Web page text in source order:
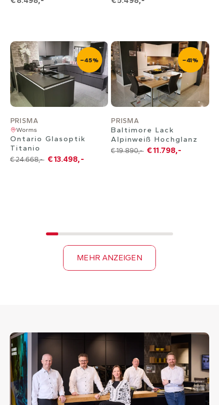
−45%
PRISMA
Worms
Ontario Glasoptik
Titanio
€ 24.668,- € 13.498,-
−41%
PRISMA
Baltimore Lack
Alpinweiß Hochglanz
€ 19.890,- € 11.798,-
MEHR ANZEIGEN